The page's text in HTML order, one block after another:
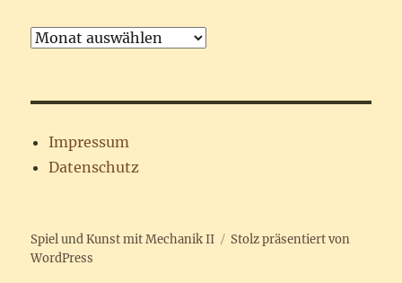
Archiv
Impressum
Datenschutz
Spiel und Kunst mit Mechanik II
Stolz präsentiert von
WordPress